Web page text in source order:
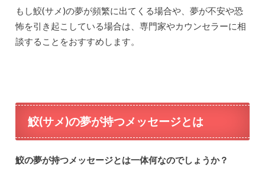
もし鮫(サメ)の夢が頻繁に出てくる場合や、夢が不安や恐
怖を引き起こしている場合は、専門家やカウンセラーに相
談することをおすすめします。
鮫(サメ)の夢が持つメッセージとは
鮫の夢が持つメッセージとは一体何なのでしょうか？